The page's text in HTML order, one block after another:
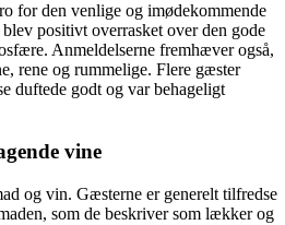
for den venlige og imødekommende
positivt overrasket over den gode
Anmeldelserne fremhæver også,
rene og rummelige. Flere gæster
duftede godt og var behageligt
vine
og vin. Gæsterne er generelt tilfredse
som de beskriver som lækker og